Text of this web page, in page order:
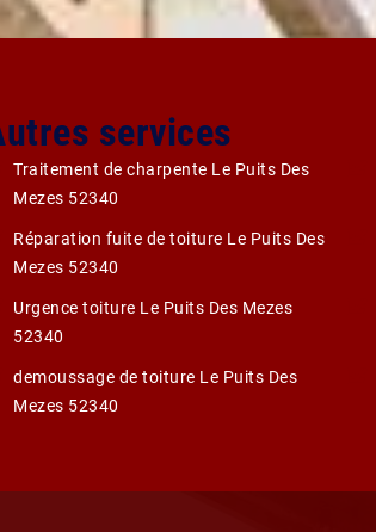
services
Traitement de charpente Le Puits Des
Mezes 52340
Réparation fuite de toiture Le Puits Des
Mezes 52340
Urgence toiture Le Puits Des Mezes
52340
demoussage de toiture Le Puits Des
Mezes 52340